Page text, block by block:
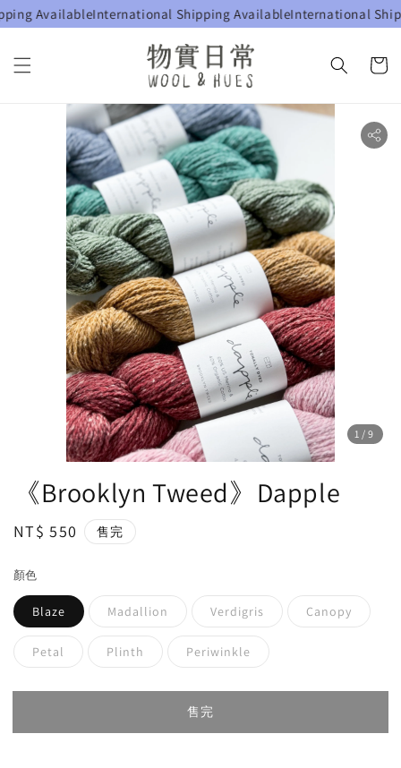
AvailableInternational Shipping AvailableInternational
1 /9
《Brooklyn Tweed》Dapple
Regular
NT$ 550 售完
顏色
Blaze Madallion Verdigris Canopy
Petal Plinth Periwinkle
售完